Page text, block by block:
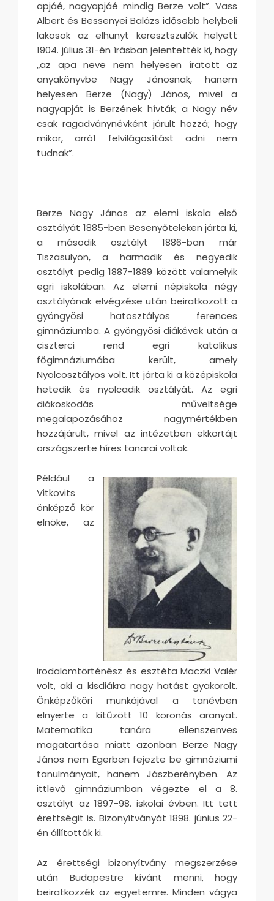
apjáé, nagyapjáé mindig Berze volt”. Vass
Albert és Bessenyei Balázs idősebb helybeli
lakosok az elhunyt keresztszülők helyett
1904. július 31-én írásban jelentették ki, hogy
„az apa neve nem helyesen íratott az
anyakönyvbe Nagy Jánosnak, hanem
helyesen Berze (Nagy) János, mivel a
nagyapját is Berzének hívták; a Nagy név
csak ragadványnévként járult hozzá; hogy
mikor, arró1 felvilágosítást adni nem
tudnak”.
Berze Nagy János az elemi iskola első
osztályát 1885-ben Besenyőteleken járta ki,
a második osztályt 1886-ban már
Tiszasülyön, a harmadik és negyedik
osztályt pedig 1887-1889 között valamelyik
egri iskolában. Az elemi népiskola négy
osztályának elvégzése után beiratkozott a
gyöngyösi hatosztályos ferences
gimnáziumba. A gyöngyösi diákévek után a
ciszterci rend egri katolikus
főgimnáziumába került, amely
Nyolcosztályos volt. Itt járta ki a középiskola
hetedik és nyolcadik osztályát. Az egri
diákoskodás műveltsége
megalapozásához nagymértékben
hozzájárult, mivel az intézetben ekkortájt
országszerte híres tanarai voltak.
Például a
Vitkovits
önképző kör
elnöke, az
irodalomtörténész és esztéta Maczki Valér
volt, aki a kisdiákra nagy hatást gyakorolt.
Önképzőköri munkájával a tanévben
elnyerte a kitűzött 10 koronás aranyat.
Matematika tanára ellenszenves
magatartása miatt azonban Berze Nagy
János nem Egerben fejezte be gimnáziumi
tanulmányait, hanem Jászberényben. Az
ittlevő gimnáziumban végezte el a 8.
osztályt az 1897-98. iskolai évben. Itt tett
érettségit is. Bizonyítványát 1898. június 22-
én állították ki.
Az érettségi bizonyítvány megszerzése
után Budapestre kívánt menni, hogy
beiratkozzék az egyetemre. Minden vágya